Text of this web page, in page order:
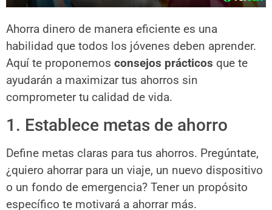
Ahorra dinero de manera eficiente es una
habilidad que todos los jóvenes deben aprender.
Aquí te proponemos consejos prácticos que te
ayudarán a maximizar tus ahorros sin
comprometer tu calidad de vida.
1. Establece metas de ahorro
Define metas claras para tus ahorros. Pregúntate,
¿quiero ahorrar para un viaje, un nuevo dispositivo
o un fondo de emergencia? Tener un propósito
específico te motivará a ahorrar más.